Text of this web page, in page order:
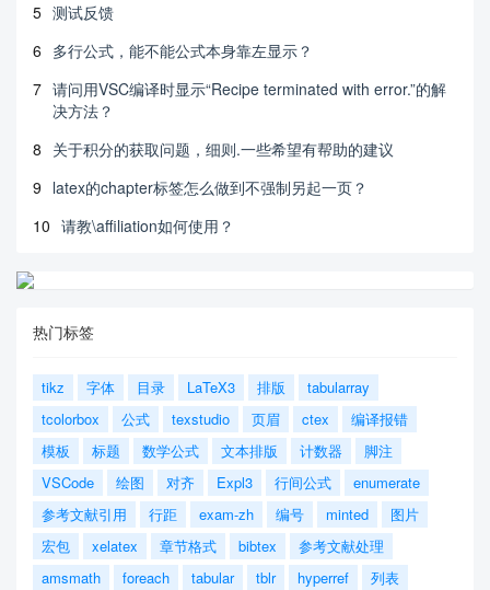
5 测试反馈
6 多行公式，能不能公式本身靠左显示？
7 请问用VSC编译时显示“Recipe terminated with error.”的解
决方法？
8 关于积分的获取问题，细则.一些希望有帮助的建议
9 latex的chapter标签怎么做到不强制另起一页？
10 请教\affiliation如何使用？
热门标签
tikz 字体 目录 LaTeX3 排版
tabularray
tcolorbox
公式 texstudio 页眉 ctex
编译报错
模板
标题 数学公式 文本排版 计数器
脚注
VSCode
绘图 对齐 Expl3 行间公式
enumerate
参考文献引用
行距 exam-zh 编号 minted
图片
宏包
xelatex 章节格式 bibtex
参考文献处理
amsmath
foreach tabular tblr hyperref
列表